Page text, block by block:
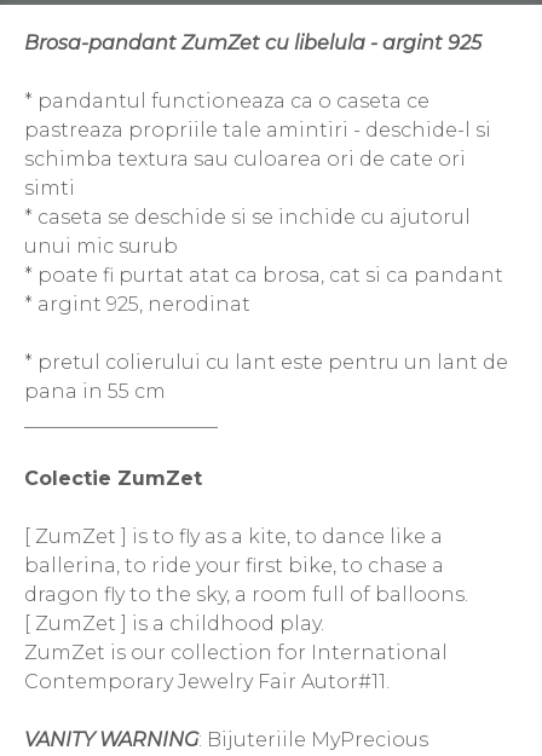
Brosa-pandant ZumZet cu libelula - argint 925
* pandantul functioneaza ca o caseta ce
pastreaza propriile tale amintiri - deschide-l si
schimba textura sau culoarea ori de cate ori
simti
* caseta se deschide si se inchide cu ajutorul
unui mic surub
* poate fi purtat atat ca brosa, cat si ca pandant
* argint 925, nerodinat
* pretul colierului cu lant este pentru un lant de
pana in 55 cm
Colectie ZumZet
[ ZumZet ] is to fly as a kite, to dance like a
ballerina, to ride your first bike, to chase a
dragon fly to the sky, a room full of balloons.
[ ZumZet ] is a childhood play.
ZumZet is our collection for International
Contemporary Jewelry Fair Autor#11.
VANITY WARNING: Bijuteriile MyPrecious